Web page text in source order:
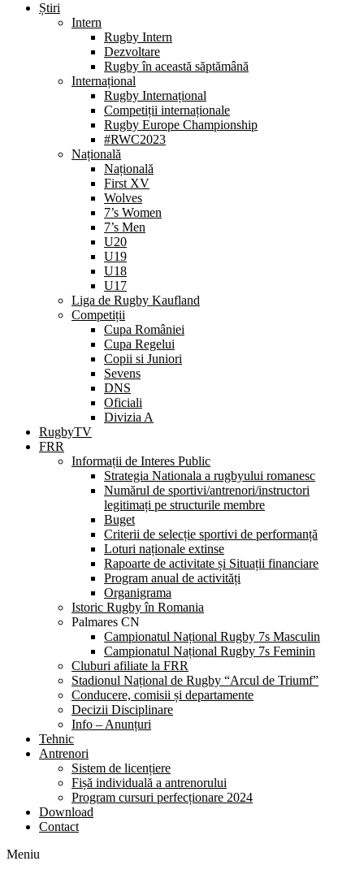
Știri
Intern
Rugby Intern
Dezvoltare
Rugby în această săptămână
Internațional
Rugby Internațional
Competiții internaționale
Rugby Europe Championship
#RWC2023
Națională
Națională
First XV
Wolves
7’s Women
7’s Men
U20
U19
U18
U17
Liga de Rugby Kaufland
Competiții
Cupa României
Cupa Regelui
Copii si Juniori
Sevens
DNS
Oficiali
Divizia A
RugbyTV
FRR
Informații de Interes Public
Strategia Nationala a rugbyului romanesc
Numărul de sportivi/antrenori/instructori
legitimați pe structurile membre
Buget
Criterii de selecție sportivi de performanță
Loturi naționale extinse
Rapoarte de activitate și Situații financiare
Program anual de activități
Organigrama
Istoric Rugby în Romania
Palmares CN
Campionatul Național Rugby 7s Masculin
Campionatul Național Rugby 7s Feminin
Cluburi afiliate la FRR
Stadionul Național de Rugby “Arcul de Triumf”
Conducere, comisii și departamente
Decizii Disciplinare
Info – Anunțuri
Tehnic
Antrenori
Sistem de licențiere
Fișă individuală a antrenorului
Program cursuri perfecționare 2024
Download
Contact
Meniu